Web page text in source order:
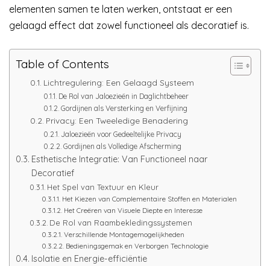
elementen samen te laten werken, ontstaat er een
gelaagd effect dat zowel functioneel als decoratief is.
Table of Contents
Lichtregulering: Een Gelaagd Systeem
De Rol van Jaloezieën in Daglichtbeheer
Gordijnen als Versterking en Verfijning
Privacy: Een Tweeledige Benadering
Jaloezieën voor Gedeeltelijke Privacy
Gordijnen als Volledige Afscherming
Esthetische Integratie: Van Functioneel naar
Decoratief
Het Spel van Textuur en Kleur
Het Kiezen van Complementaire Stoffen en Materialen
Het Creëren van Visuele Diepte en Interesse
De Rol van Raambekledingssystemen
Verschillende Montagemogelijkheden
Bedieningsgemak en Verborgen Technologie
Isolatie en Energie-efficiëntie